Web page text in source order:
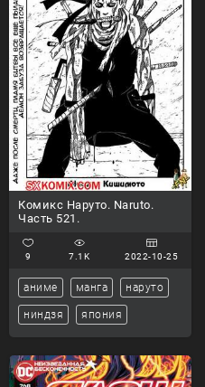
Комикс Наруто. Naruto.
Часть 521.
9 7.1K 2022-10-25
аниме манга наруто
ниндзя япония